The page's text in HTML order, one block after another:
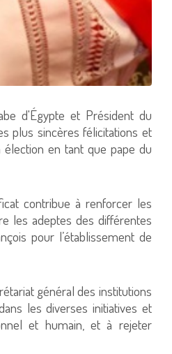
d'Égypte et Président du
plus sincères félicitations et
en tant que pape du
contribue à renforcer les
les adeptes des différentes
pour l’établissement de
général des institutions
les diverses initiatives et
et humain, et à rejeter